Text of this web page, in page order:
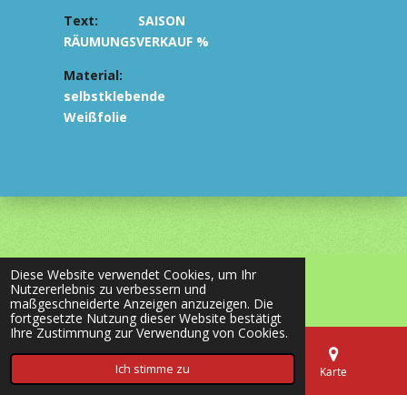
Diese Website verwendet Cookies, um Ihr
Nutzererlebnis zu verbessern und
maßgeschneiderte Anzeigen anzuzeigen. Die
fortgesetzte Nutzung dieser Website bestätigt
Ihre Zustimmung zur Verwendung von Cookies.
Ich stimme zu
Text:
SAISON
RÄUMUNGSVERKAUF %
Material:
selbstklebende
Weißfolie
© 2020 - 2026 most-wanted-shop24.de
Mit Unterstützung von Webador
Telefon Karte